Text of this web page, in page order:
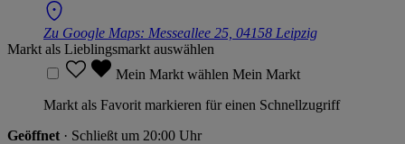
Zu Google Maps: Messeallee 25, 04158 Leipzig
Markt als Lieblingsmarkt auswählen
Mein Markt wählen Mein Markt
Markt als Favorit markieren für einen Schnellzugriff
Geöffnet · Schließt um 20:00 Uhr